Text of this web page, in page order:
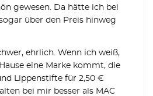
gewesen. Da hätte ich bei
über den Preis hinweg
ehrlich. Wenn ich weiß,
eine Marke kommt, die
Lippenstifte für 2,50 €
bei mir besser als MAC